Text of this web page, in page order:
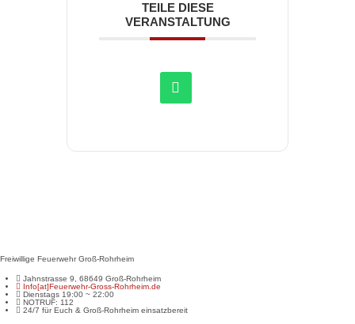
TEILE DIESE
VERANSTALTUNG
Freiwillige Feuerwehr Groß-Rohrheim
Jahnstrasse 9, 68649 Groß-Rohrheim
Info[at]Feuerwehr-Gross-Rohrheim.de
Dienstags 19:00 ~ 22:00
NOTRUF: 112
24/7 für Euch & Groß-Rohrheim einsatzbereit